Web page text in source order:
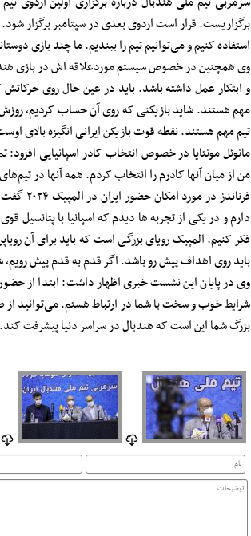
برگزاریست. قرار است اردوی بعدی در سپتامبر برگزار
استفاده کنیم و می‌توانیم تیم را ببندیم. ما چند بازی
وی همچنین در خصوص سیستم موردعلاقه اش در بازی
و ابتکار عمل داشته باشد. باید در عین حال روی
تیم مهم هستند. نقطه قوت بازیکن ایرانی انگیزه بالای
مانوئل مونتایا در خصوص انتخاب کادر اسپانیایی
من از میان آنها کادرم را انتخاب کردم. همه آنها در
دارم و در یکی از تجربه ها دیدم که اسپانیا با پتانسیل
فکر کنیم. المپیک رویای بزرگی است که باید برای آن
باید روی اهداف پیش رو باشد. اگر قدم به قدم پیش
وی در پایان این نشست خبری اظهار داشت: ابتدا از
شرایط خوب و سخت با شما در ارتباط هستم. می‌توانید از
بزرگ شما این است که هندبال در سراسر دنیا پیشرفت